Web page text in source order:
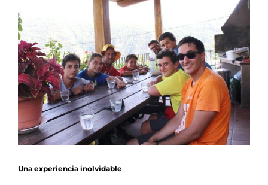
Agenda
Contacto
Colabora
Una experiencia inolvidable